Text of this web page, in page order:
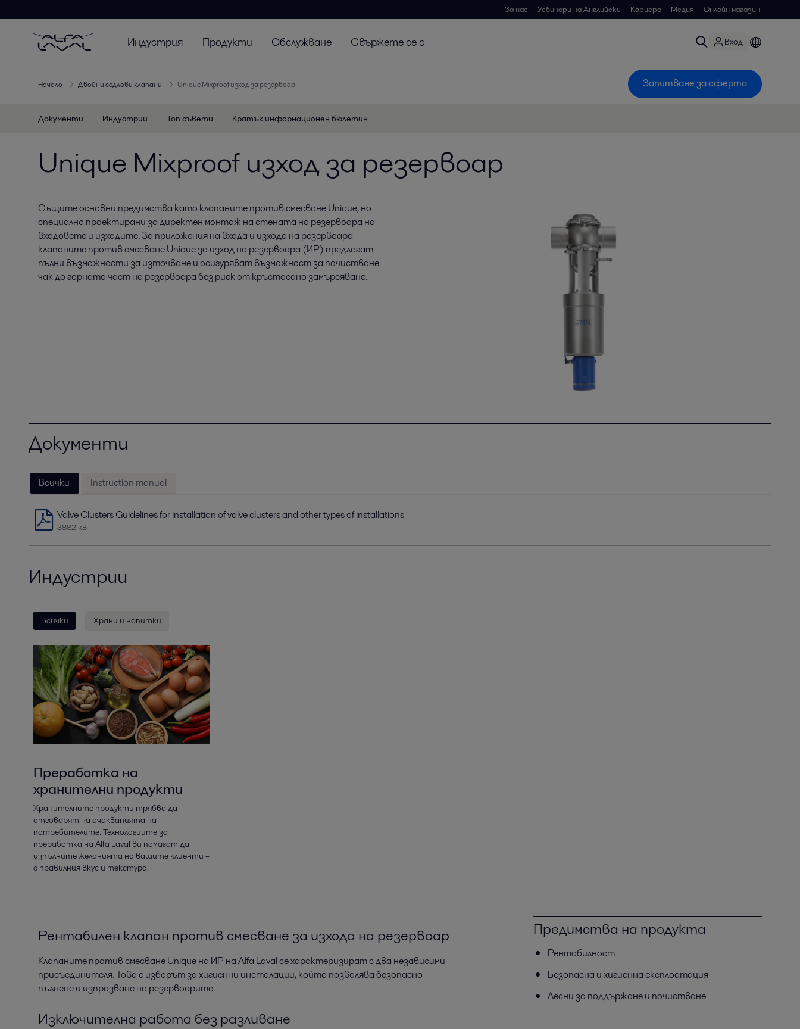
За нас Уебинари на Английски Кариера Медия Онлайн магазин
Индустрия Продукти Обслужване Свържете се с Вход
Начало Двойни седлови клапани Unique Mixproof изход за резервоар Запитване за оферта
Документи Индустрии Топ съвети Кратък информационен бюлетин
Unique Mixproof изход за резервоар
Същите основни предимства като клапаните против смесване Unique, но
специално проектирани за директен монтаж на стената на резервоара на
входовете и изходите. За приложения на входа и изхода на резервоара
клапаните против смесване Unique за изход на резервоара (ИР) предлагат
пълни възможности за източване и осигуряват възможност за почистване
чак до горната част на резервоара без риск от кръстосано замърсяване.
Документи
Всички Instruction manual
Valve Clusters Guidelines for installation of valve clusters and other types of installations
3882 kB
Индустрии
Всички Храни и напитки
Преработка на
хранителни продукти
Хранителните продукти трябва да
отговарят на очакванията на
потребителите. Технологиите за
преработка на Alfa Laval ви помагат да
изпълните желанията на вашите клиенти –
с правилния вкус и текстура.
Рентабилен клапан против смесване за изхода на резервоар
Клапаните против смесване Unique на ИР на Alfa Laval се характеризират с два независими
присъединителя. Това е изборът за хигиенни инсталации, който позволява безопасно
пълнене и изпразване на резервоарите.
Изключителна работа без разливане
Предимства на продукта
Рентабилност
Безопасна и хигиенна експлоатация
Лесни за поддържане и почистване